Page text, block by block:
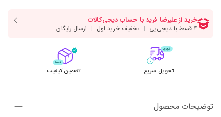
تحویل سریع تضمین کیفیت
توضیحات محصول